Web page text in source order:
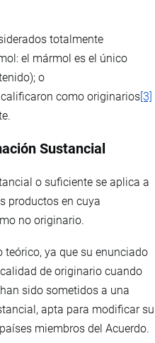
totalmente
el mármol es el único
o
como originarios[3]
Sustancial
o suficiente se aplica a
productos en cuya
no originario.
teórico, ya que su enunciado
de originario cuando
sido sometidos a una
apta para modificar su
miembros del Acuerdo.